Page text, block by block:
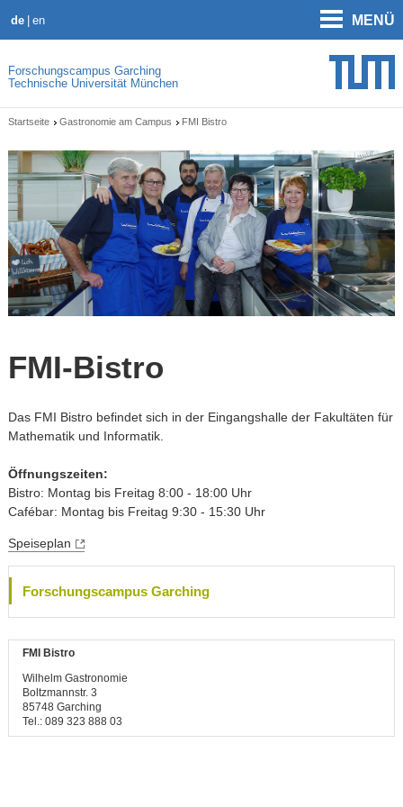
de en MENÜ
Forschungscampus Garching
Technische Universität München
Startseite Gastronomie am Campus FMI Bistro
FMI-Bistro
Das FMI Bistro befindet sich in der Eingangshalle der Fakultäten für
Mathematik und Informatik.
Öffnungszeiten:
Bistro: Montag bis Freitag 8:00 - 18:00 Uhr
Cafébar: Montag bis Freitag 9:30 - 15:30 Uhr
Speiseplan
Forschungscampus Garching
FMI Bistro
Wilhelm Gastronomie
Boltzmannstr. 3
85748 Garching
Tel.: 089 323 888 03